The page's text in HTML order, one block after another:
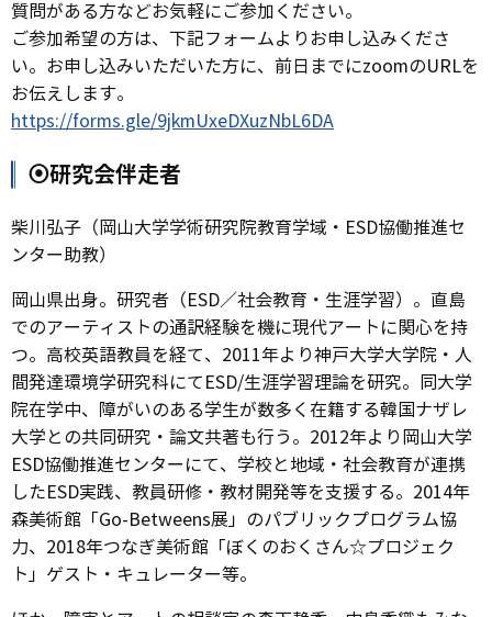
質問がある方などお気軽にご参加ください。
ご参加希望の方は、下記フォームよりお申し込みくださ
い。お申し込みいただいた方に、前日までにzoomのURLを
お伝えします。
https://forms.gle/9jkmUxeDXuzNbL6DA
⦿研究会伴走者
柴川弘子（岡山大学学術研究院教育学域・ESD協働推進セ
ンター助教）
岡山県出身。研究者（ESD／社会教育・生涯学習）。直島
でのアーティストの通訳経験を機に現代アートに関心を持
つ。高校英語教員を経て、2011年より神戸大学大学院・人
間発達環境学研究科にてESD/生涯学習理論を研究。同大学
院在学中、障がいのある学生が数多く在籍する韓国ナザレ
大学との共同研究・論文共著も行う。2012年より岡山大学
ESD協働推進センターにて、学校と地域・社会教育が連携
したESD実践、教員研修・教材開発等を支援する。2014年
森美術館「Go-Betweens展」のパブリックプログラム協
力、2018年つなぎ美術館「ぼくのおくさん☆プロジェク
ト」ゲスト・キュレーター等。